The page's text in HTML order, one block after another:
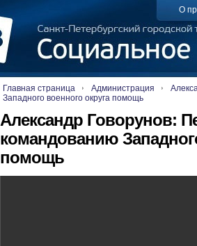
О
Главная страница Администрация
Западного военного округа помощь
Александр Говорунов:
командованию
помощь